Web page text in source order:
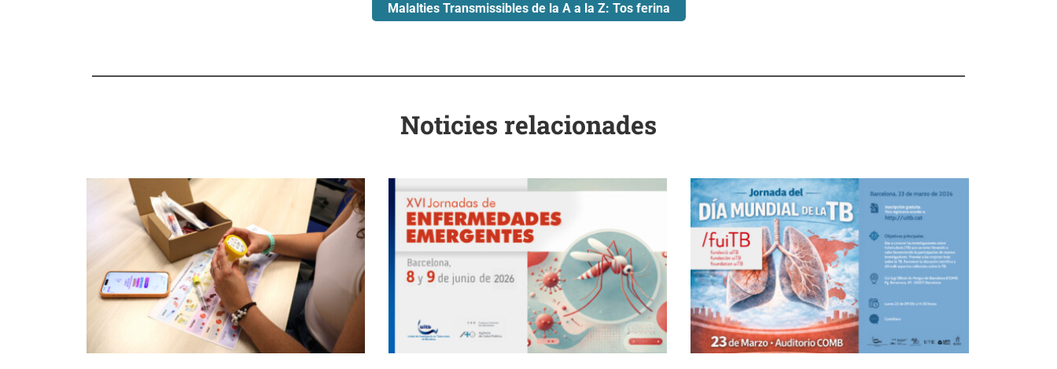
Malalties Transmissibles de la A a la Z: Tos ferina
Noticies relacionades